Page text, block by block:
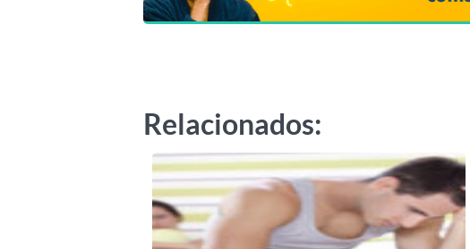
Relacionados: